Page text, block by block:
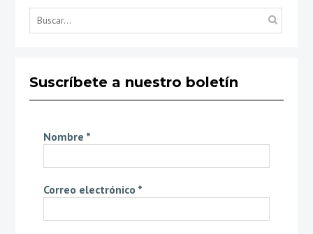
Suscríbete a nuestro boletín
Nombre *
Correo electrónico *